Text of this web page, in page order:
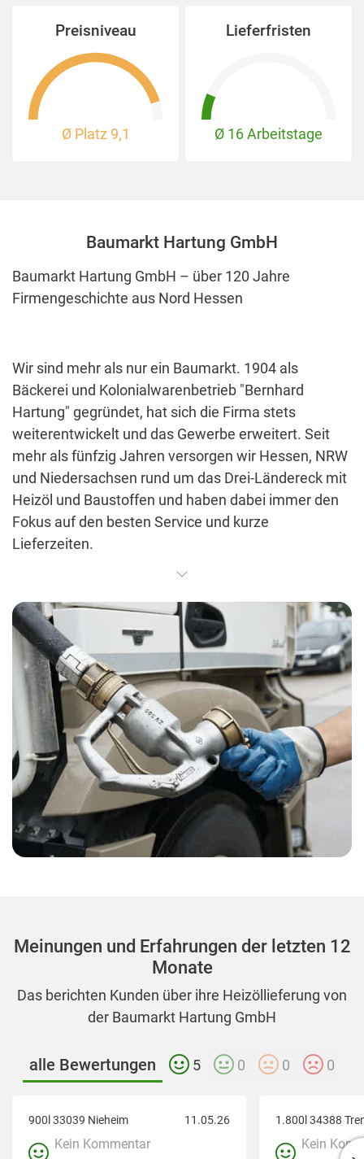
Preisniveau
Ø Platz 9,1
Lieferfristen
Ø 16 Arbeitstage
Baumarkt Hartung GmbH
Baumarkt Hartung GmbH – über 120 Jahre
Firmengeschichte aus Nord Hessen
Wir sind mehr als nur ein Baumarkt. 1904 als
Bäckerei und Kolonialwarenbetrieb "Bernhard
Hartung" gegründet, hat sich die Firma stets
weiterentwickelt und das Gewerbe erweitert. Seit
mehr als fünfzig Jahren versorgen wir Hessen, NRW
und Niedersachsen rund um das Drei-Ländereck mit
Heizöl und Baustoffen und haben dabei immer den
Fokus auf den besten Service und kurze
Lieferzeiten.
Seit September 2025 ist aus der Firma Bernhard
Hartung e.K. die Baumarkt Hartung GmbH
entstanden und freut sich, sie mit dem gewohnten
Service begrüßen zu können.
Meinungen und Erfahrungen der letzten 12
Monate
Das berichten Kunden über ihre Heizöllieferung von
der Baumarkt Hartung GmbH
alle Bewertungen 5 0 0 0
900l 33039 Nieheim 11.05.26
Kein Kommentar
1.800l 34388
Kein